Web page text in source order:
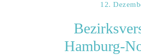
12.
Hamburg-